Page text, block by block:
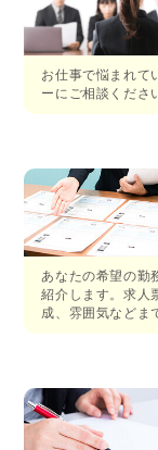
お仕事で悩まれて
ーにご相談くださ
あなたの希望の勤
紹介します。求人
成、雰囲気などま